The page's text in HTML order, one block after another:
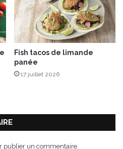
Fish tacos de limande
panée
17 juillet 2026
publier un commentaire.